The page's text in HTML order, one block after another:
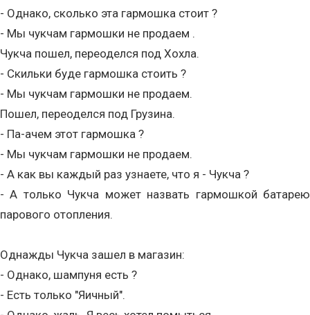
- Однако, сколько эта гармошка стоит ?
- Мы чукчам гармошки не продаем .
Чукча пошел, переоделся под Хохла.
- Скильки буде гармошка стоить ?
- Мы чукчам гармошки не продаем.
Пошел, переоделся под Грузина.
- Па-ачем этот гармошка ?
- Мы чукчам гармошки не продаем.
- А как вы каждый раз узнаете, что я - Чукча ?
- А только Чукча может назвать гармошкой батарею
парового отопления.
Однажды Чукча зашел в магазин:
- Однако, шампуня есть ?
- Есть только "Яичный".